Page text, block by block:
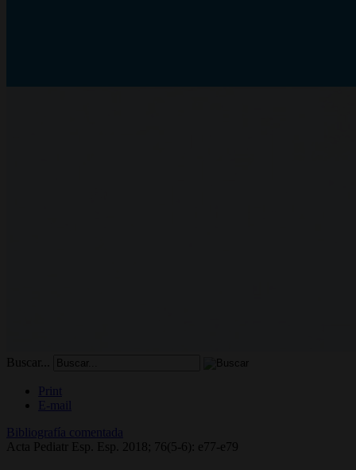
Buscar...
Print
E-mail
Bibliografía comentada
Acta Pediatr Esp. Esp. 2018; 76(5-6): e77-e79